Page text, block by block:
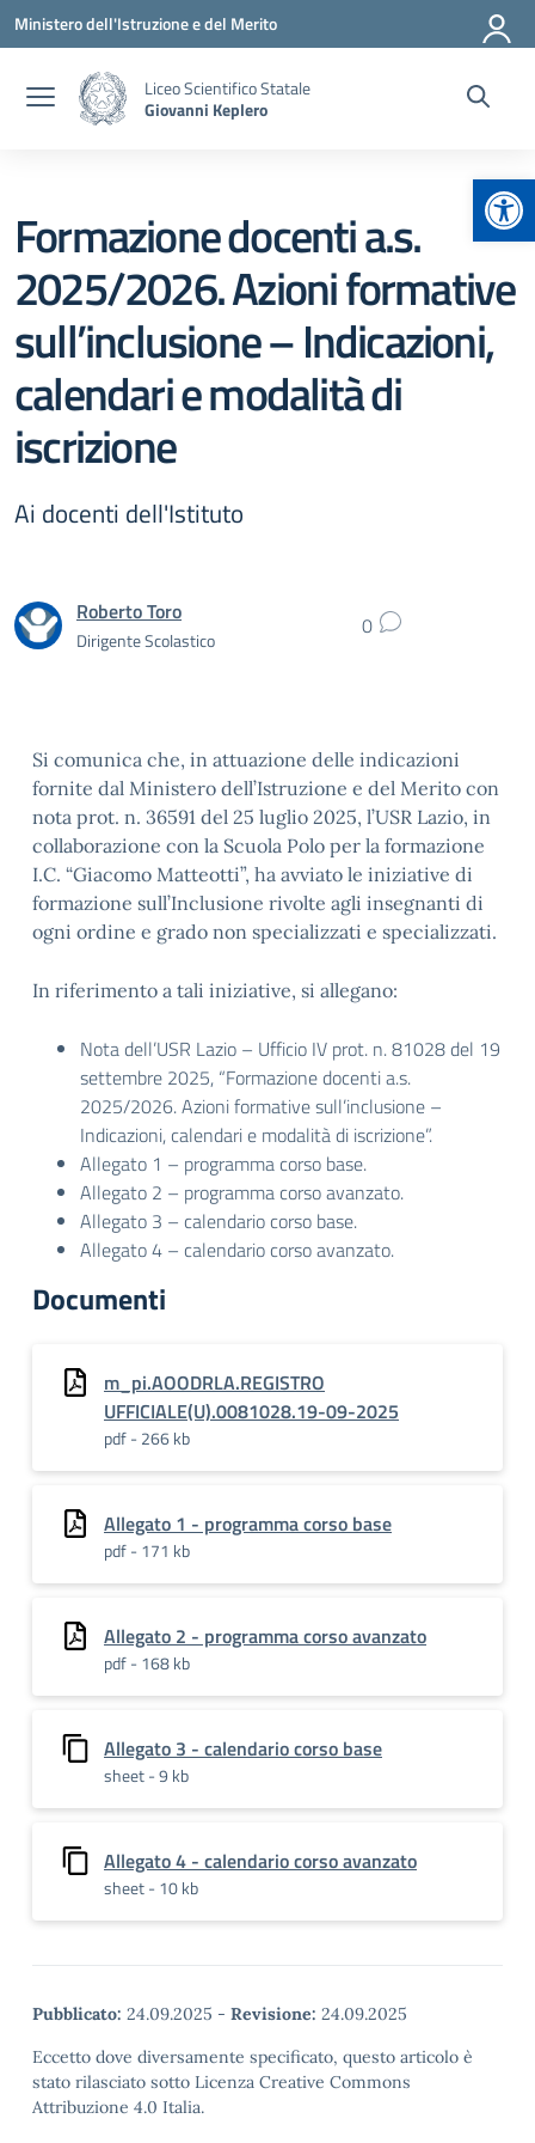
Vai ai contenuti
Vai al menu di navigazione
Vai al footer
Ministero dell'Istruzione e del Merito
Liceo Scientifico Statale
Giovanni Keplero
Formazione docenti a.s.
2025/2026. Azioni formative
sull’inclusione – Indicazioni,
calendari e modalità di
iscrizione
Ai docenti dell'Istituto
Roberto Toro
Dirigente Scolastico 0
Si comunica che, in attuazione delle indicazioni
fornite dal Ministero dell’Istruzione e del Merito con
nota prot. n. 36591 del 25 luglio 2025, l’USR Lazio, in
collaborazione con la Scuola Polo per la formazione
I.C. “Giacomo Matteotti”, ha avviato le iniziative di
formazione sull’Inclusione rivolte agli insegnanti di
ogni ordine e grado non specializzati e specializzati.
In riferimento a tali iniziative, si allegano:
Nota dell’USR Lazio – Ufficio IV prot. n. 81028 del 19
settembre 2025, “Formazione docenti a.s.
2025/2026. Azioni formative sull’inclusione –
Indicazioni, calendari e modalità di iscrizione”.
Allegato 1 – programma corso base.
Allegato 2 – programma corso avanzato.
Allegato 3 – calendario corso base.
Allegato 4 – calendario corso avanzato.
Documenti
m_pi.AOODRLA.REGISTRO
UFFICIALE(U).0081028.19-09-2025
pdf - 266 kb
Allegato 1 - programma corso base
pdf - 171 kb
Allegato 2 - programma corso avanzato
pdf - 168 kb
Allegato 3 - calendario corso base
sheet - 9 kb
Allegato 4 - calendario corso avanzato
sheet - 10 kb
Pubblicato: 24.09.2025 - Revisione: 24.09.2025
Eccetto dove diversamente specificato, questo articolo è
stato rilasciato sotto Licenza Creative Commons
Attribuzione 4.0 Italia.